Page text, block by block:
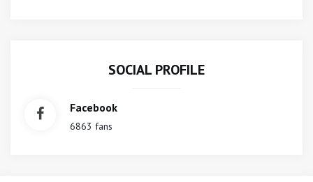
SOCIAL PROFILE
Facebook
6863 fans